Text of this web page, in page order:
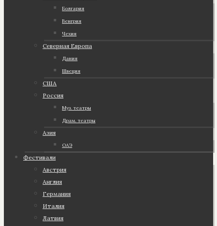
Болгария
Венгрия
Чехия
Северная Европа
Дания
Швеция
США
Россия
Муз. театры
Драм. театры
Азия
ОАЭ
Фестивали
Австрия
Англия
Германия
Италия
Латвия